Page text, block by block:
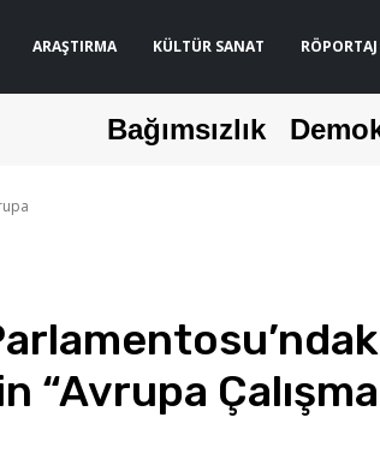
ARAŞTIRMA KÜLTÜR SANAT RÖPORTAJ
Bağımsızlık
“Avrupa